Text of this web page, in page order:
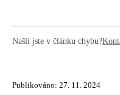
Našli jste v článku chybu?
Publikováno: 27. 11. 2024